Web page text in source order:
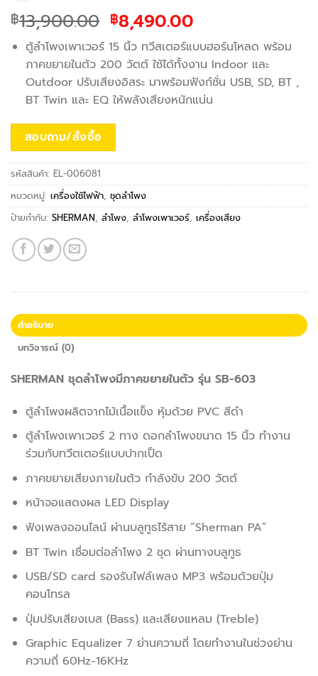
฿13,900.00 Original
price
was:
฿13,900.00.
฿8,490.00
price
is:
฿8,490.00.
ตู้ลำโพงเพาเวอร์ 15 นิ้ว ทวีสเตอร์แบบฮอร์นโหลด พร้อม
ภาคขยายในตัว 200 วัตต์ ใช้ได้ทั้งงาน Indoor และ
Outdoor ปรับเสียงอิสระ มาพร้อมฟังก์ชั่น USB, SD, BT ,
BT Twin และ EQ ให้พลังเสียงหนักแน่น
สอบถาม/สั่งซื้อ
รหัสสินค้า: EL-006081
หมวดหมู่: เครื่องใช้ไฟฟ้า, ชุดลำโพง
ป้ายกำกับ: SHERMAN, ลำโพง, ลำโพงเพาเวอร์, เครื่องเสียง
คำอธิบาย
บทวิจารณ์ (0)
SHERMAN ชุดลำโพงมีภาคขยายในตัว รุ่น SB-603
ตู้ลำโพงผลิตจากไม้เนื้อแข็ง หุ้มด้วย PVC สีดำ
ตู้ลำโพงเพาเวอร์ 2 ทาง ดอกลำโพงขนาด 15 นิ้ว ทำงาน
ร่วมกับทวีตเตอร์แบบปากเป็ด
ภาคขยายเสียงภายในตัว กำลังขับ 200 วัตต์
หน้าจอแสดงผล LED Display
ฟังเพลงออนไลน์ ผ่านบลูทูธไร้สาย “Sherman PA”
BT Twin เชื่อมต่อลำโพง 2 ชุด ผ่านทางบลูทูธ
USB/SD card รองรับไฟล์เพลง MP3 พร้อมด้วยปุ่ม
คอนโทรล
ปุ่มปรับเสียงเบส (Bass) และเสียงแหลม (Treble)
Graphic Equalizer 7 ย่านความถี่ โดยทำงานในช่วงย่าน
ความถี่ 60Hz-16KHz